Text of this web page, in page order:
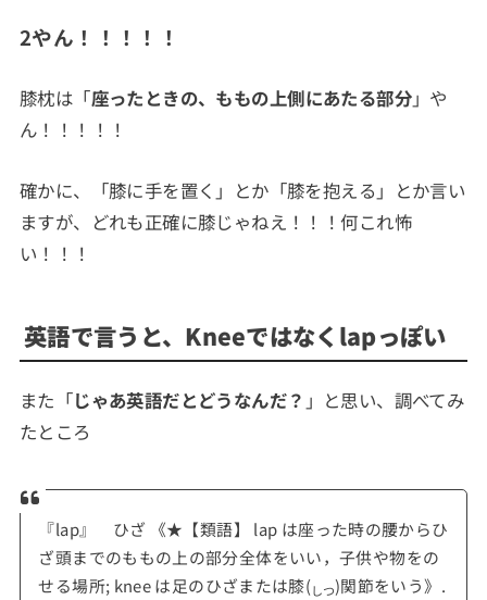
2やん！！！！！
膝枕は「座ったときの、ももの上側にあたる部分」や
ん！！！！！
確かに、「膝に手を置く」とか「膝を抱える」とか言い
ますが、どれも正確に膝じゃねえ！！！何これ怖
い！！！
英語で言うと、Kneeではなくlapっぽい
また「じゃあ英語だとどうなんだ？ 」と思い、調べてみ
たところ
『lap』 ひざ 《★【類語】 lap は座った時の腰からひ
ざ頭までのももの上の部分全体をいい，子供や物をの
せる場所; knee は足のひざまたは膝(しつ)関節をいう》.